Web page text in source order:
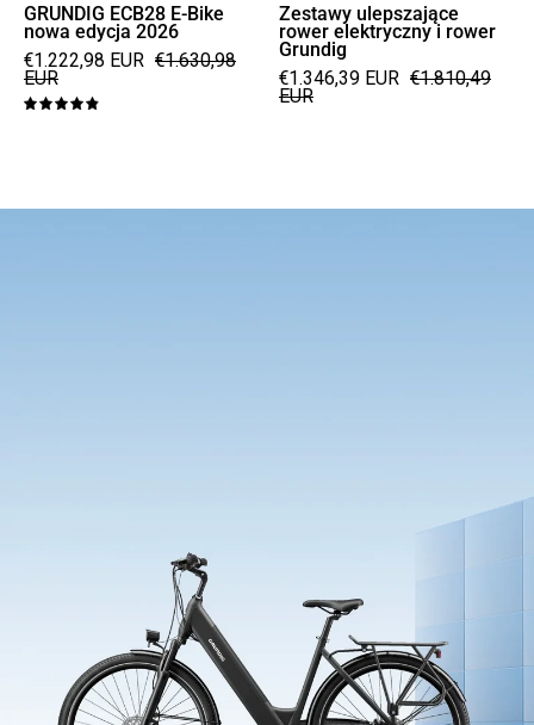
GRUNDIG ECB28 E-Bike
nowa edycja 2026
€1.222,98 EUR €1.630,98
EUR
4.9
Zestawy ulepszające
rower elektryczny i rower
Grundig
€1.346,39 EUR €1.810,49
EUR